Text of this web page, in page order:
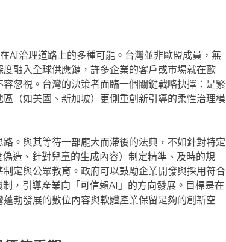
AI治理道路上的多種可能。台灣並非歐盟成員，無
融入全球供應鏈，許多企業的客戶或市場就在歐
忽視。台灣的決策者面臨一個關鍵戰略抉擇：是緊
（如美國、新加坡）更側重創新引導的柔性治理模
。與其等待一部龐大而滯後的法典，不如針對特定
造、針對兒童的生成內容）制定精準、及時的規
定與公眾教育。政府可以鼓勵企業開發與採用符合
，引導產業向「可信賴AI」的方向發展。目標是在
勃發展的數位內容與軟體產業保留足夠的創新空